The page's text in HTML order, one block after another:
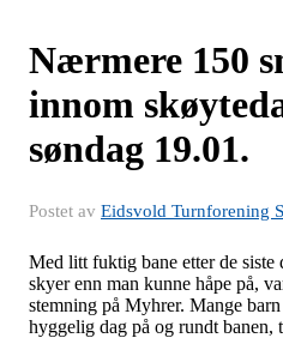
Nærmere 150
innom
søndag 19.01.
Postet av Eidsvold Turnforening
Med litt fuktig bane etter de siste
skyer enn man kunne håpe på,
stemning på Myhrer. Mange
hyggelig dag på og rundt